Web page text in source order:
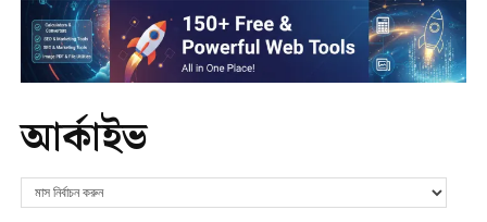
আর্কাইভ